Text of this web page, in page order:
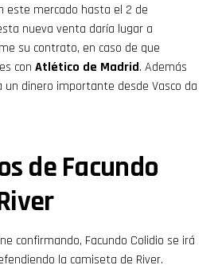
este mercado hasta el 2 de
nueva venta daría lugar a
su contrato, en caso de que
con Atlético de Madrid. Además
un dinero importante desde Vasco da
de Facundo
confirmando, Facundo Colidio se irá
la camiseta de River.